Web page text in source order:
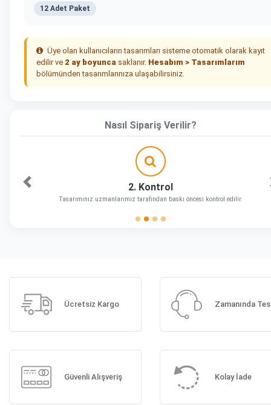
12 Adet Paket
Üye olan kullanıcıların tasarımları sisteme otomatik olarak kayıt
edilir ve 2 ay boyunca saklanır. Hesabım > Tasarımlarım
bölümünden tasarımlarınıza ulaşabilirsiniz.
Nasıl Sipariş Verilir?
2. Kontrol
Tasarımınız uzmanlarımız tarafından baskı öncesi kontrol edilir.
Önceki
Ücretsiz Kargo Zamanında
Güvenli Alışveriş Kolay İade